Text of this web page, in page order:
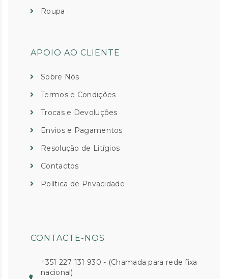
Roupa
APOIO AO CLIENTE
Sobre Nós
Termos e Condições
Trocas e Devoluções
Envios e Pagamentos
Resolução de Litígios
Contactos
Política de Privacidade
CONTACTE-NOS
+351 227 131 930 - (Chamada para rede fixa
nacional)